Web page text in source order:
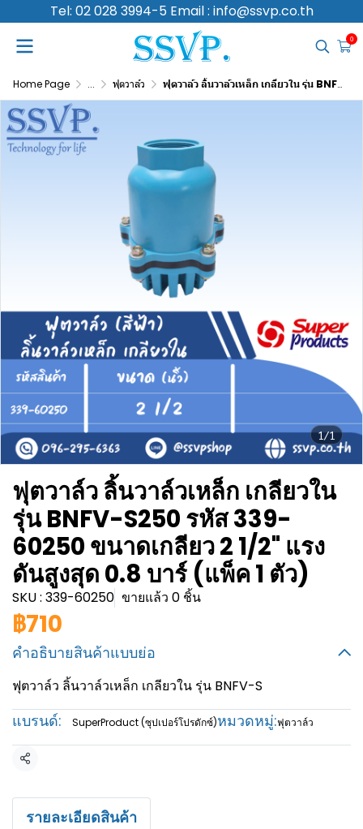
Tel: 02 028 3994-5 Email : info@ssvp.co.th
0
Home Page ... ฟุตวาล์ว ฟุตวาล์ว ลิ้นวาล์วเหล็ก เกลียวใน รุ่น BNFV-S250 รหัส 339-60250 ขนาดเกลียว 2 1/2" แรงดันสูงสุด 0.8 บาร์ (แพ็ค 1 ตัว)
1/1
ฟุตวาล์ว ลิ้นวาล์วเหล็ก เกลียวใน
รุ่น BNFV-S250 รหัส 339-
60250 ขนาดเกลียว 2 1/2" แรง
ดันสูงสุด 0.8 บาร์ (แพ็ค 1 ตัว)
SKU : 339-60250 ขายแล้ว 0 ชิ้น
฿710
คำอธิบายสินค้าแบบย่อ
ฟุตวาล์ว ลิ้นวาล์วเหล็ก เกลียวใน รุ่น BNFV-S
แบรนด์: SuperProduct (ซุปเปอร์โปรดักซ์)หมวดหมู่:ฟุตวาล์ว
แชร์
รายละเอียดสินค้า